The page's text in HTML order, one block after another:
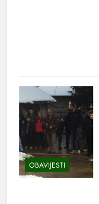
OBAVIJESTI